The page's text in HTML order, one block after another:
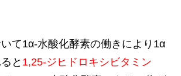
て1α-水酸化酵素の働きにより1α
と 1,25-ジヒドロキシビタミン